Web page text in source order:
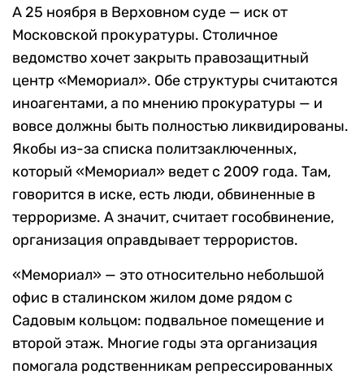
А 25 ноября в Верховном суде — иск от
Московской прокуратуры. Столичное
ведомство хочет закрыть правозащитный
центр «Мемориал». Обе структуры считаются
иноагентами, а по мнению прокуратуры — и
вовсе должны быть полностью ликвидированы.
Якобы из-за списка политзаключенных,
который «Мемориал» ведет с 2009 года. Там,
говорится в иске, есть люди, обвиненные в
терроризме. А значит, считает гособвинение,
организация оправдывает террористов.
«Мемориал» — это относительно небольшой
офис в сталинском жилом доме рядом с
Садовым кольцом: подвальное помещение и
второй этаж. Многие годы эта организация
помогала родственникам репрессированных